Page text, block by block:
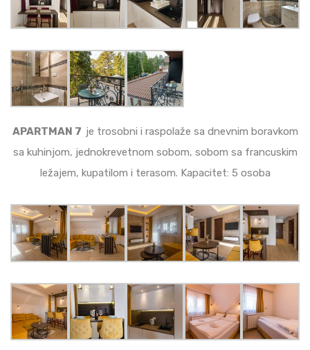
APARTMAN 7 je trosobni i raspolaže sa dnevnim boravkom
sa kuhinjom, jednokrevetnom sobom, sobom sa francuskim
ležajem, kupatilom i terasom. Kapacitet: 5 osoba